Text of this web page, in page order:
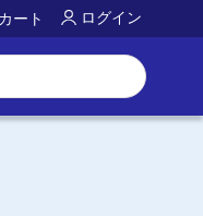
カート ログイン